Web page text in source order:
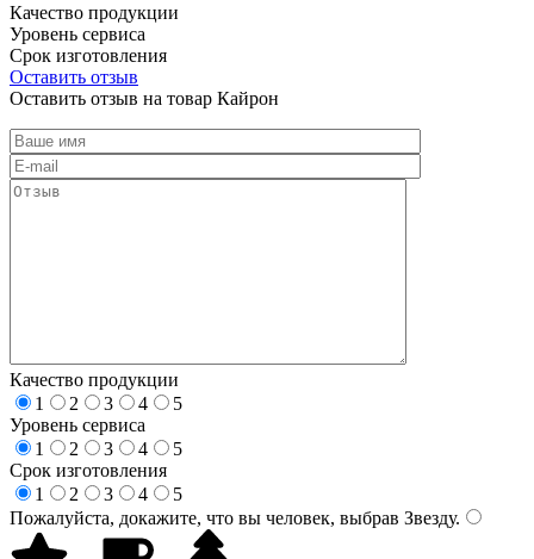
Качество продукции
Уровень сервиса
Срок изготовления
Оставить отзыв
Оставить отзыв на товар Кайрон
Качество продукции
1
2 3 4
5
Уровень сервиса
1
2 3 4
5
Срок изготовления
1
2 3 4
5
Пожалуйста, докажите, что вы человек, выбрав Звезду.